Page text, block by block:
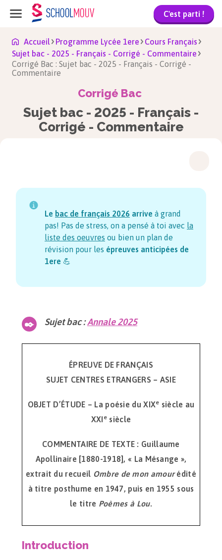
C'est parti !
Accueil Programme Lycée 1ere
Cours Français
Sujet bac - 2025 - Français - Corrigé - Commentaire
Corrigé Bac : Sujet bac - 2025 - Français - Corrigé -
Commentaire
Corrigé Bac
Sujet bac - 2025 - Français -
Corrigé - Commentaire
Le bac de français 2026 arrive à grand
pas! Pas de stress, on a pensé à toi avec la
liste des oeuvres ou bien un plan de
révision pour les épreuves anticipées de
1ere 💪
Sujet bac :Annale 2025
ÉPREUVE DE FRANÇAIS
SUJET CENTRES ETRANGERS – ASIE
OBJET D’ÉTUDE – La poésie du XIXe siècle au
XXI e siècle
COMMENTAIRE DE TEXTE : Guillaume
Apollinaire [1880-1918], « La Mésange »,
extrait du recueil Ombre de mon amourédité
à titre posthume en 1947, puis en 1955 sous
le titre Poèmes à Lou.
Introduction